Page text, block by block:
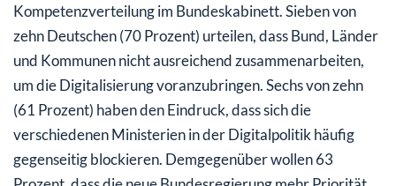
Kompetenzverteilung im Bundeskabinett. Sieben von
zehn Deutschen (70 Prozent) urteilen, dass Bund, Länder
und Kommunen nicht ausreichend zusammenarbeiten,
um die Digitalisierung voranzubringen. Sechs von zehn
(61 Prozent) haben den Eindruck, dass sich die
verschiedenen Ministerien in der Digitalpolitik häufig
gegenseitig blockieren. Demgegenüber wollen 63